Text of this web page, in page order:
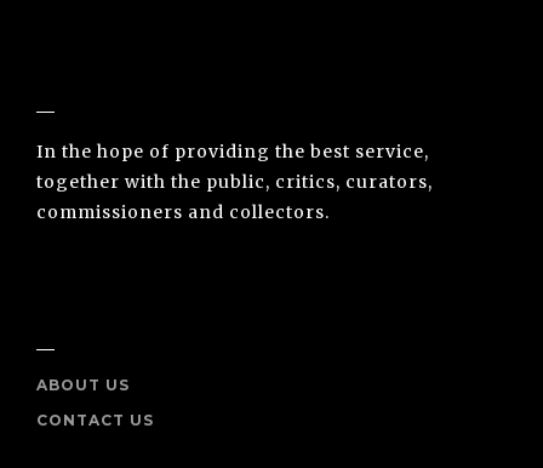
In the hope of providing the best service,
together with the public, critics, curators,
commissioners and collectors.
ABOUT US
CONTACT US